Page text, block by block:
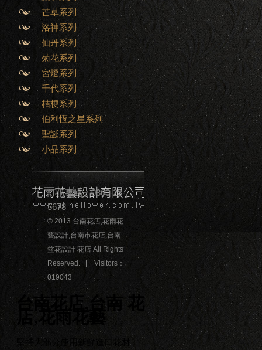
芒草系列
洛神系列
仙丹系列
菊花系列
宮燈系列
千代系列
桔梗系列
伯利恆之星系列
聖誕系列
小品系列
訂購專線：0800-28-
5678
© 2013 台南花店,花雨花
藝設計,台南市花店,台南
盆花設計 花店 All Rights
Reserved. | Visitors：
019043
台南花店,台南 花
店,花雨花藝
堅持大部分使用新鮮進口花材，